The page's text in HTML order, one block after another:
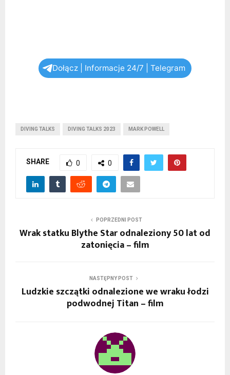
Dołącz | Informacje 24/7 | Telegram
DIVING TALKS DIVING TALKS 2023 MARK POWELL
SHARE 0 0
POPRZEDNI POST
Wrak statku Blythe Star odnaleziony 50 lat od
zatonięcia – film
NASTĘPNY POST
Ludzkie szczątki odnalezione we wraku łodzi
podwodnej Titan – film